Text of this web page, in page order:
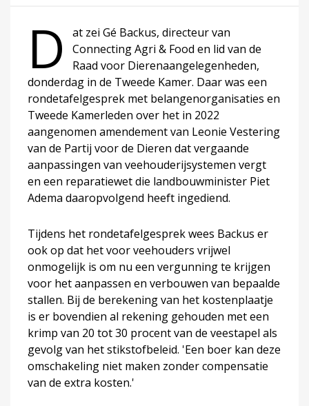
D
at zei Gé Backus, directeur van
Connecting Agri & Food en lid van de
Raad voor Dierenaangelegenheden,
donderdag in de Tweede Kamer. Daar was een
rondetafelgesprek met belangenorganisaties en
Tweede Kamerleden over het in 2022
aangenomen amendement van Leonie Vestering
van de Partij voor de Dieren dat vergaande
aanpassingen van veehouderijsystemen vergt
en een reparatiewet die landbouwminister Piet
Adema daaropvolgend heeft ingediend.
Tijdens het rondetafelgesprek wees Backus er
ook op dat het voor veehouders vrijwel
onmogelijk is om nu een vergunning te krijgen
voor het aanpassen en verbouwen van bepaalde
stallen. Bij de berekening van het kostenplaatje
is er bovendien al rekening gehouden met een
krimp van 20 tot 30 procent van de veestapel als
gevolg van het stikstofbeleid. 'Een boer kan deze
omschakeling niet maken zonder compensatie
van de extra kosten.'